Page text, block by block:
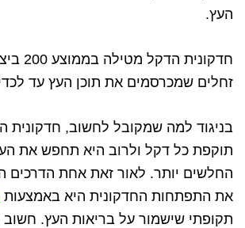
העץ.
חדקונית
זחלים שמכרסמים את תוכן העץ עד
בניגוד למה שמקובל לחשוב, חדקונית
תוקפת כל דקל ולרוב היא תחפש את
החלשים יותר. לאור זאת אחת הדרכים
את התפתחות החדקונית היא באמצעות
תקופתי שישמור על בריאות העץ. חשוב